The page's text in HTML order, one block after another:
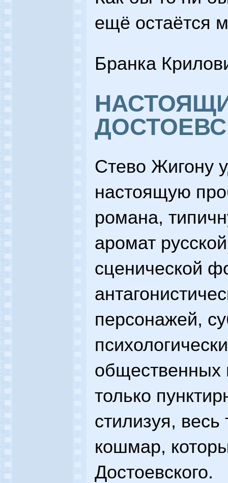
ещё остаётся
Бранка
Стево Жигону
настоящую
романа,
аромат
сценической
персонажей,
общественных
только
стилизуя, весь
кошмар,
Достоевского.